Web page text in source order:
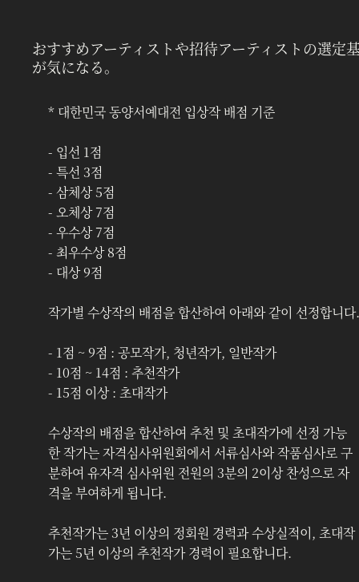
おすすめアーティストや招待アーティストの選定
が気になる。
* 대한민국 동양서예대전 입상작 배점 기준
- 입선 1점
- 특선 3점
- 삼체상 5점
- 오체상 7점
- 우수상 7점
- 최우수상 8점
- 대상 9점
작가별 수상작의 배점을 합산하여 아래와 같이 선정합니다.
- 1점 ~ 9점 : 공모작가, 청년작가, 일반작가
- 10점 ~ 14점 : 추천작가
- 15점 이상 : 초대작가
수상작의 배점을 합산하여 추천 및 초대작가에 선정 가능
한 작가는 자격심사위원회‍에서 서류심사와 작품심사로 구
분하여 유자격 심사위원 전원의 3분의 2이상 찬성으로 자
격을 부여하게 됩니다.
추천작가는 3년 이상의 정회원 경력과 수상실적이, 초대작
가는 5년 이상의 추천작가 경력이 필요합니다.